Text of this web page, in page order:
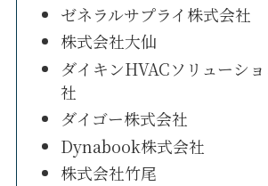
ゼネラルサプライ株式会社
株式会社大仙
ダイキンHVACソリューシ
社
ダイゴー株式会社
Dynabook株式会社
株式会社竹尾